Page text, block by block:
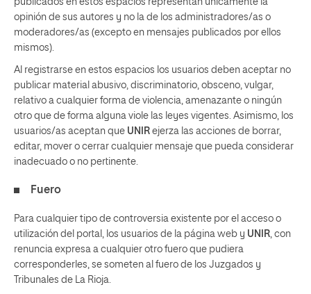
publicados en estos espacios representan únicamente la
opinión de sus autores y no la de los administradores/as o
moderadores/as (excepto en mensajes publicados por ellos
mismos).
Al registrarse en estos espacios los usuarios deben aceptar no
publicar material abusivo, discriminatorio, obsceno, vulgar,
relativo a cualquier forma de violencia, amenazante o ningún
otro que de forma alguna viole las leyes vigentes. Asimismo, los
usuarios/as aceptan que UNIR ejerza las acciones de borrar,
editar, mover o cerrar cualquier mensaje que pueda considerar
inadecuado o no pertinente.
Fuero
Para cualquier tipo de controversia existente por el acceso o
utilización del portal, los usuarios de la página web y UNIR, con
renuncia expresa a cualquier otro fuero que pudiera
corresponderles, se someten al fuero de los Juzgados y
Tribunales de La Rioja.